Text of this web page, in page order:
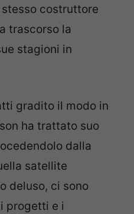
costruttore
trascorso la
stagioni in
gradito il modo in
ha trattato suo
dalla
satellite
deluso, ci sono
progetti e i